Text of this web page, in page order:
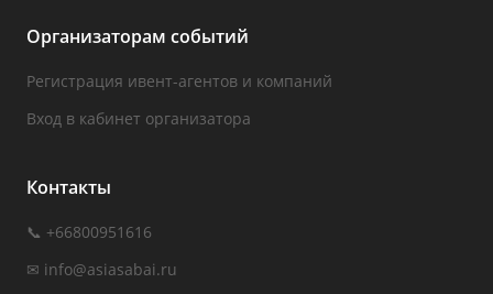
Организаторам событий
Регистрация ивент-агентов и компаний
Вход в кабинет организатора
Контакты
📞 +66800951616
✉ info@asiasabai.ru